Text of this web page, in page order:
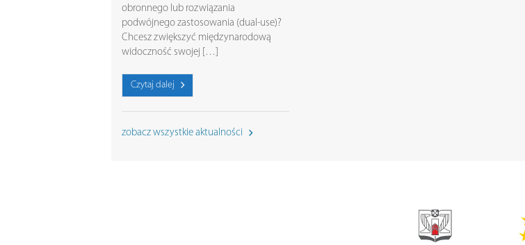
obronnego lub rozwiązania
podwójnego zastosowania (dual-use)?
Chcesz zwiększyć międzynarodową
widoczność swojej […]
Czytaj dalej
zobacz wszystkie aktualności